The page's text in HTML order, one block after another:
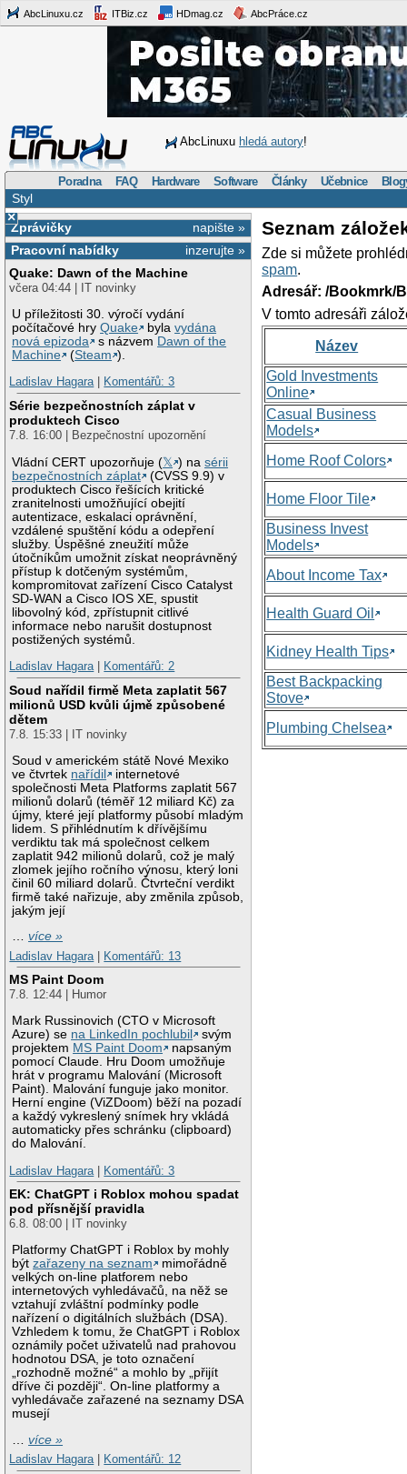
AbcLinuxu.cz ITBiz.cz HDmag.cz AbcPráce.cz
AbcLinuxu hledá autory!
Poradna FAQ Hardware Software Články Učebnice
Styl
×
napište »
Zprávičky
inzerujte »
Pracovní nabídky
Quake: Dawn of the Machine
včera 04:44 | IT novinky
U příležitosti 30. výročí vydání
počítačové hryQuake bylavydána
nová epizoda
s názvem Dawn of the
Machine
(Steam ).
Ladislav Hagara| Komentářů: 3
Série bezpečnostních záplat v
produktech Cisco
7.8. 16:00 | Bezpečnostní upozornění
Vládní CERT upozorňuje (𝕏 ) nasérii
bezpečnostních záplat
(CVSS 9.9) v
produktech Cisco řešících kritické
zranitelnosti umožňující obejití
autentizace, eskalaci oprávnění,
vzdálené spuštění kódu a odepření
služby. Úspěšné zneužití může
útočníkům umožnit získat neoprávněný
přístup k dotčeným systémům,
kompromitovat zařízení Cisco Catalyst
SD-WAN a Cisco IOS XE, spustit
libovolný kód, zpřístupnit citlivé
informace nebo narušit dostupnost
postižených systémů.
Ladislav Hagara| Komentářů: 2
Soud nařídil firmě Meta zaplatit 567
milionů USD kvůli újmě způsobené
dětem
7.8. 15:33 | IT novinky
Soud v americkém státě Nové Mexiko
ve čtvrtek nařídil
internetové
společnosti Meta Platforms zaplatit 567
milionů dolarů (téměř 12 miliard Kč) za
újmy, které její platformy působí mladým
lidem. S přihlédnutím k dřívějšímu
verdiktu tak má společnost celkem
zaplatit 942 milionů dolarů, což je malý
zlomek jejího ročního výnosu, který loni
činil 60 miliard dolarů. Čtvrteční verdikt
firmě také nařizuje, aby změnila způsob,
jakým její
…více »
Ladislav Hagara
Komentářů: 13
MS Paint Doom
7.8. 12:44 | Humor
Mark Russinovich (CTO v Microsoft
Azure) se na LinkedIn pochlubil
svým
projektem MS Paint Doom
napsaným
pomocí Claude. Hru Doom umožňuje
hrát v programu Malování (Microsoft
Paint). Malování funguje jako monitor.
Herní engine (ViZDoom) běží na pozadí
a každý vykreslený snímek hry vkládá
automaticky přes schránku (clipboard)
do Malování.
Ladislav Hagara
Komentářů: 3
EK: ChatGPT i Roblox mohou spadat
pod přísnější pravidla
6.8. 08:00 | IT novinky
Platformy ChatGPT i Roblox by mohly
býtzařazeny na seznam
mimořádně
velkých on-line platforem nebo
internetových vyhledávačů, na něž se
vztahují zvláštní podmínky podle
nařízení o digitálních službách (DSA).
Vzhledem k tomu, že ChatGPT i Roblox
oznámily počet uživatelů nad prahovou
hodnotou DSA, je toto označení
„rozhodně možné“ a mohlo by „přijít
dříve či později“. On-line platformy a
vyhledávače zařazené na seznamy DSA
musejí
…více »
Ladislav Hagara| Komentářů: 12
Seznam
Zde si můžete
spam.
Adresář: /Bookmrk/
V tomto adresáři
Název
Gold Investments
Online
Casual Business
Models
Home Roof Colors
Home Floor Tile
Business Invest
Models
About Income Tax
Health Guard Oil
Kidney Health Tips
Best Backpacking
Stove
Plumbing Chelsea